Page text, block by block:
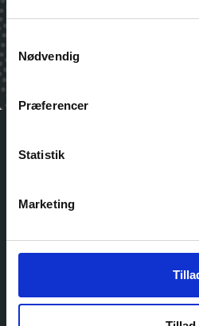
Samtykkevalg
Nødvendig
Præferencer
Statistik
Marketing
Privatlivspolitik
World Trade Center Ballerup
2750 Ballerup
+45 8877 6000